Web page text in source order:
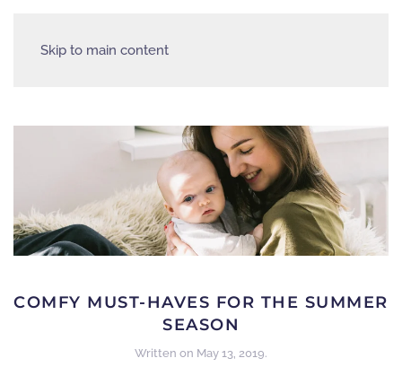
Skip to main content
COMFY MUST-HAVES FOR THE SUMMER
SEASON
Written on May 13, 2019.